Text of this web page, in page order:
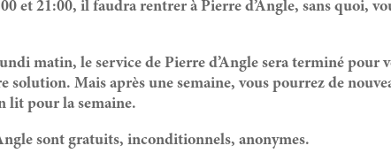
et 21:00, il faudra rentrer à Pierre d’Angle, sans quoi,
matin, le service de Pierre d’Angle sera terminé pour
solution. Mais après une semaine, vous pourrez de
lit pour la semaine.
sont gratuits, inconditionnels, anonymes.